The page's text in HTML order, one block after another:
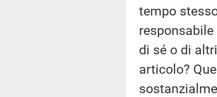
tempo
di sé o di
articolo?